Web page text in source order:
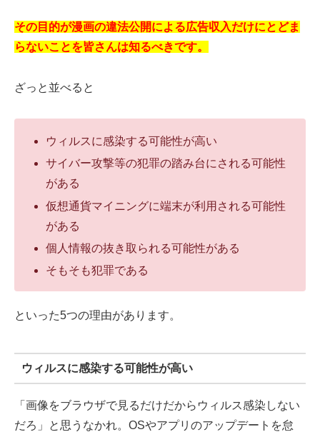
その目的が漫画の違法公開による広告収入だけにとどま
らないことを皆さんは知るべきです。
ざっと並べると
ウィルスに感染する可能性が高い
サイバー攻撃等の犯罪の踏み台にされる可能性
がある
仮想通貨マイニングに端末が利用される可能性
がある
個人情報の抜き取られる可能性がある
そもそも犯罪である
といった5つの理由があります。
ウィルスに感染する可能性が高い
「画像をブラウザで見るだけだからウィルス感染しない
だろ」と思うなかれ。OSやアプリのアップデートを怠